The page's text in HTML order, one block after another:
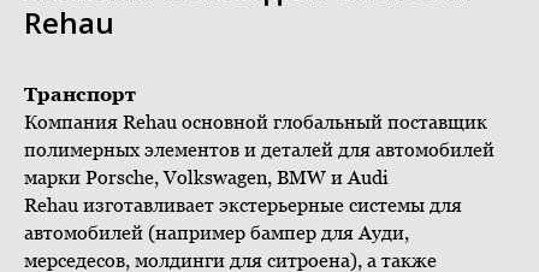
Rehau
Транспорт
Компания Rehau основной глобальный поставщик
полимерных элементов и деталей для автомобилей
марки Porsche, Volkswagen, BMW и Audi
Rehau изготавливает экстерьерные системы для
автомобилей (например бампер для Ауди,
мерседесов, молдинги для ситроена), а также